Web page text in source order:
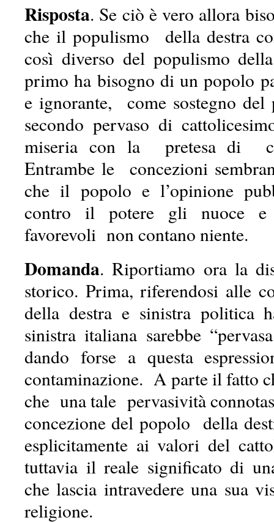
Risposta. Se ciò è vero allora
che il populismo della destra
così diverso del populismo
primo ha bisogno di un popolo
e ignorante, come sostegno
secondo pervaso di
miseria con la pretesa di
Entrambe le concezioni
che il popolo e l’opinione
contro il potere gli nuoce e
favorevoli non contano niente.
Domanda. Riportiamo ora la
storico. Prima, riferendosi alle
della destra e sinistra politica
sinistra italiana sarebbe
dando forse a questa
contaminazione. A parte il fatto
che una tale pervasività
concezione del popolo della
esplicitamente ai valori del
tuttavia il reale significato di
che lascia intravedere una sua
religione.